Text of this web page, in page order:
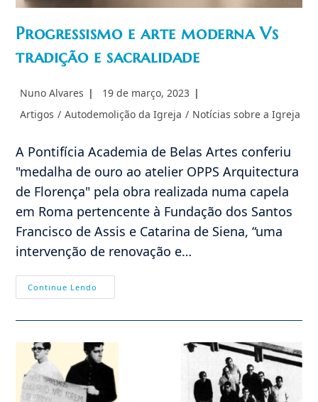
Progressismo e arte moderna Vs
tradição e sacralidade
Autor
post:
Nuno Alvares
Post
19 de março, 2023
Categoria
Artigos / Autodemolição da Igreja / Notícias sobre a Igreja
A Pontifícia Academia de Belas Artes conferiu
"medalha de ouro ao atelier OPPS Arquitectura
de Florença" pela obra realizada numa capela
em Roma pertencente à Fundação dos Santos
Francisco de Assis e Catarina de Siena, “uma
intervenção de renovação e…
Continue Lendo
E
Moderna
E
Sacralidade